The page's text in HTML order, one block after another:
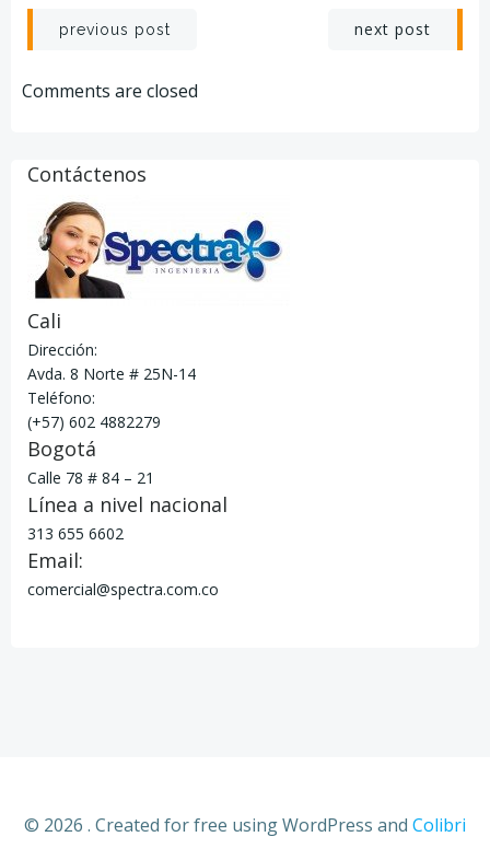
Navegación
por
entradas
previous post
Navegación
next post
Comments are closed
Contáctenos
Cali
Dirección:
Avda. 8 Norte # 25N-14
Teléfono:
(+57) 602 4882279
Bogotá
Calle 78 # 84 – 21
Línea a nivel nacional
313 655 6602
Email:
comercial@spectra.com.co
© 2026 . Created for free using WordPress and Colibri